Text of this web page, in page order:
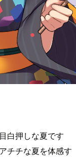
白押しな夏です
チチな夏を体感す